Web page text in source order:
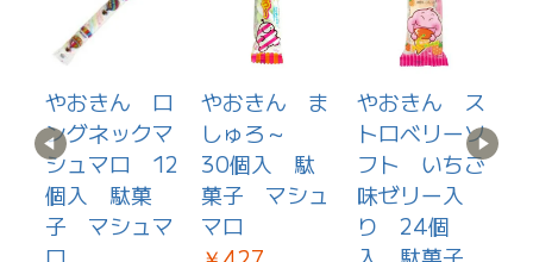
やおきん ロ
ングネックマ
シュマロ 12
個入 駄菓
子 マシュマ
ロ
やおきん ま
しゅろ～
30個入 駄
菓子 マシュ
マロ
やおきん ス
トロベリーソ
フト いちご
味ゼリー入
り 24個
入 駄菓子